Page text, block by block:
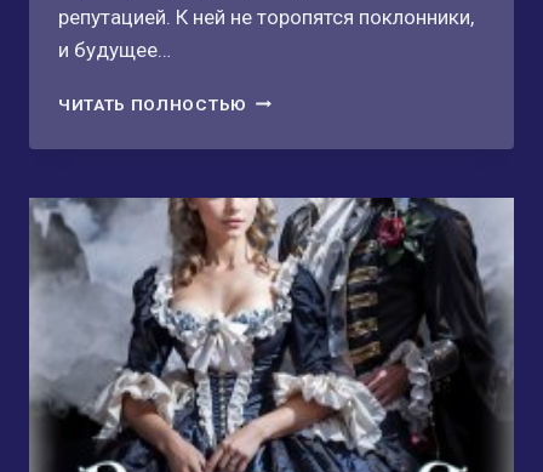
репутацией. К ней не торопятся поклонники,
и будущее…
ЧИТАТЬ ПОЛНОСТЬЮ РАЗВОД
ДРАКОНЬИМ
БЕГЛЯНКА
НОЧНОГО
КОРОЛЯ